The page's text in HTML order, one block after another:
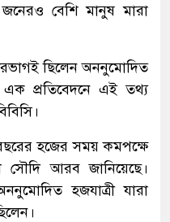
বেশি মানুষ মারা
ছিলেন অননুমোদিত
প্রতিবেদনে এই তথ্য
হজের সময় কমপক্ষে
আরব জানিয়েছে।
হজযাত্রী যারা